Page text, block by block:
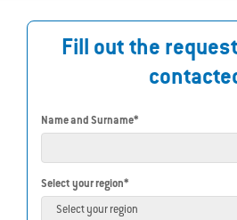
Fill out the
Name and Surname*
Select your region*